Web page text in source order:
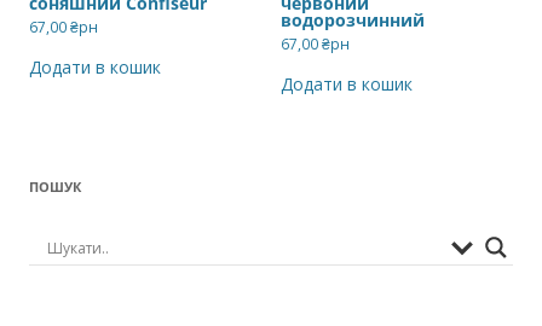
67,00₴рн
Додати в кошик
водорозчинний
67,00₴рн
Додати в кошик
ПОШУК